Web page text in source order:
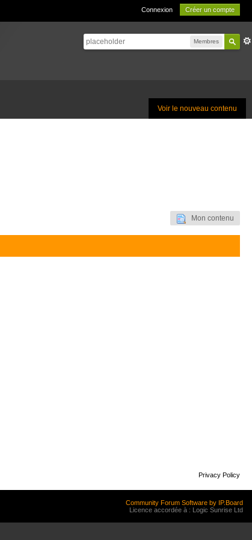
Connexion Créer un compte
Membres
Voir le nouveau contenu
Mon contenu
Privacy Policy
Community Forum Software by IP.Board
Licence accordée à : Logic Sunrise Ltd